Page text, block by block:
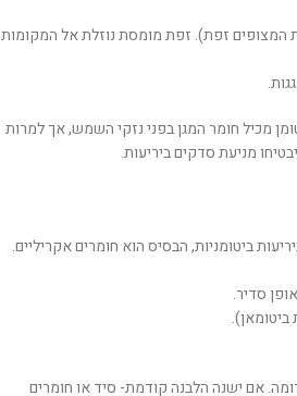
זפת). זפת מומסת נוזלת אל המקומות
מכיל חומר המגן בפני נזקי השמש, אך למרות
מניעת סדקים ביריעות.
ביטומניות, הבסיס הוא חומרים אקריליים.
סדיר.
אם ישנה הלבנה קודמת- סיד או חומרים